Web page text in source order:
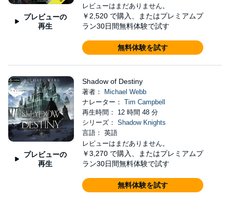
プレビューの
再生
レビューはまだありません。
￥2,520 で購入、またはプレミアムプ
ラン30日間無料体験で試す
無料体験を試す
プレビューの
再生
Shadow of Destiny
著者：
Michael Webb
ナレーター： Tim Campbell
再生時間： 12 時間 48 分
シリーズ： Shadow Knights
言語： 英語
レビューはまだありません。
￥3,270 で購入、またはプレミアムプ
ラン30日間無料体験で試す
無料体験を試す